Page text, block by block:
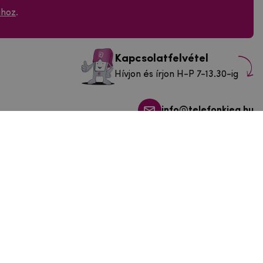
.
Kapcsolatfelvétel
Hívjon és írjon H-P 7-13.30-ig
info@telefonkieg.hu